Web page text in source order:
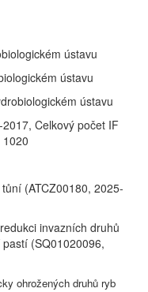
ústavu
ústavu
ústavu
Celkový počet IF
(ATCZ00180, 2025-
invazních druhů
(SQ01020096,
ohrožených druhů ryb